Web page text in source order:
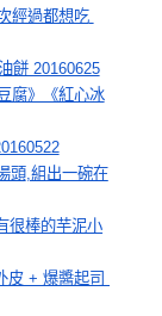
經過都想吃
餅 20160625
腐》《紅心冰
頭,組出一碗在
很棒的芋泥小
皮 + 爆醬起司